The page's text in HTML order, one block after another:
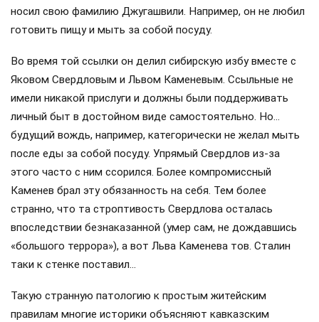
носил свою фамилию Джугашвили. Например, он не любил
готовить пищу и мыть за собой посуду.
Во время той ссылки он делил сибирскую избу вместе с
Яковом Свердловым и Львом Каменевым. Ссыльные не
имели никакой прислуги и должны были поддерживать
личный быт в достойном виде самостоятельно. Но…
будущий вождь, например, категорически не желал мыть
после еды за собой посуду. Упрямый Свердлов из-за
этого часто с ним ссорился. Более компромиссный
Каменев брал эту обязанность на себя. Тем более
странно, что та строптивость Свердлова осталась
впоследствии безнаказанной (умер сам, не дождавшись
«большого террора»), а вот Льва Каменева тов. Сталин
таки к стенке поставил…
Такую странную патологию к простым житейским
правилам многие историки объясняют кавказским